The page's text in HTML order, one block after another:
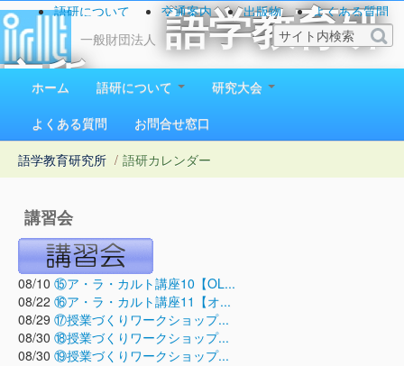
一般財団法人
語学教育研
究所
1923（大正12）年創立
語研について 交通案内 出版物
よくある質問
お問い合わせ
ホーム 語研について
研究大会
よくある質問
お問合せ窓口
語学教育研究所 / 語研カレンダー
講習会
08/10 ⑮ア・ラ・カルト講座10【OL...
08/22 ⑯ア・ラ・カルト講座11【オ...
08/29 ⑰授業づくりワークショップ...
08/30 ⑱授業づくりワークショップ...
08/30 ⑲授業づくりワークショップ...